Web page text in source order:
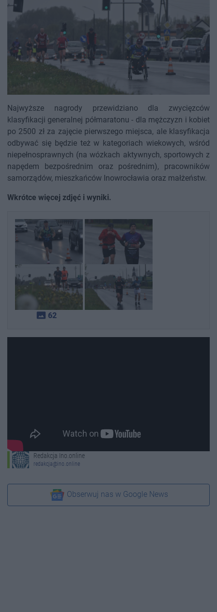
Najwyższe nagrody przewidziano dla zwycięzców
klasyfikacji generalnej półmaratonu - dla mężczyzn i kobiet
po 2500 zł za zajęcie pierwszego miejsca, ale klasyfikacja
odbywać się będzie też w kategoriach wiekowych, wśród
niepełnosprawnych (na wózkach aktywnych, sportowych z
napędem bezpośrednim oraz pośrednim), pracowników
samorządów, mieszkańców Inowrocławia oraz małżeństw.
Wkrótce więcej zdjęć i wyniki.
photo_size_select_actual 62
Redakcja Ino.online
redakcja@ino.online
Obserwuj nas w Google News